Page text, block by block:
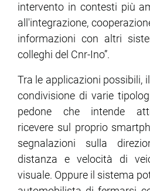
intervento in contesti più
all'integrazione,
informazioni con altri
colleghi del Cnr-Ino”.
Tra le applicazioni possibili,
condivisione di varie
pedone che intende
ricevere sul proprio
segnalazioni sulla
distanza e velocità di
visuale. Oppure il sistema